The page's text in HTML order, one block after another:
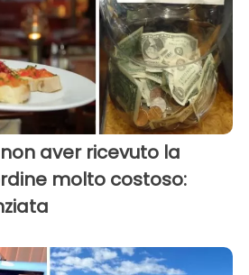
aver ricevuto la
molto costoso: